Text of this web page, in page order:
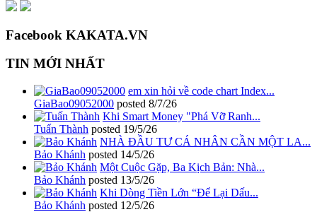
Facebook KAKATA.VN
TIN MỚI NHẤT
em xin hỏi về code chart Index...
GiaBao09052000 posted 8/7/26
Khi Smart Money "Phá Vỡ Ranh...
Tuấn Thành posted 19/5/26
NHÀ ĐẦU TƯ CÁ NHÂN CẦN MỘT LA...
Bảo Khánh posted 14/5/26
Một Cuộc Gặp, Ba Kịch Bản: Nhà...
Bảo Khánh posted 13/5/26
Khi Dòng Tiền Lớn “Để Lại Dấu...
Bảo Khánh posted 12/5/26